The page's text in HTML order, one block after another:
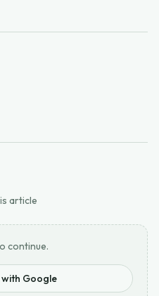
article
continue.
Google